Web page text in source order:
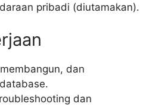
pribadi (diutamakan).
dan
dan